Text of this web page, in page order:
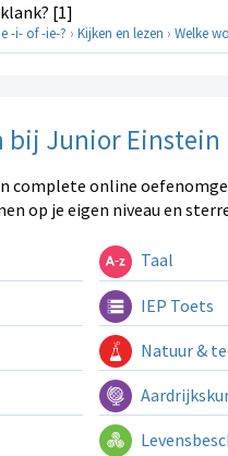
[1]
-i- of -ie-? › Kijken en lezen › Welke
bij Junior Einstein
complete online
op je eigen niveau en
Taal
IEP Toets
Natuur &